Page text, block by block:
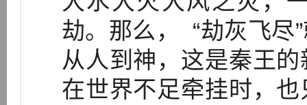
劫。那么， “劫灰飞尽
从人到神，这是秦王
在世界不足牵挂时，